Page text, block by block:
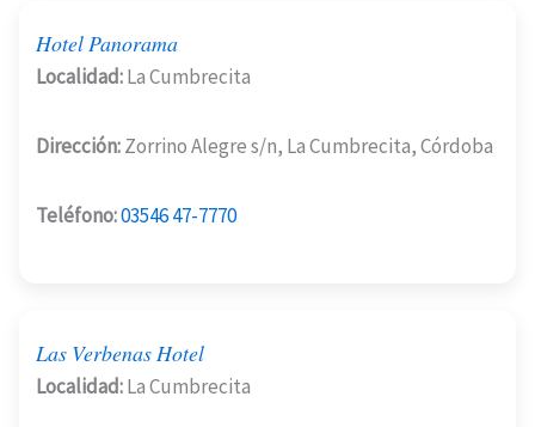
Hotel Panorama
Localidad:La Cumbrecita
Dirección:Zorrino Alegre s/n, La Cumbrecita, Córdoba
Teléfono:03546 47-7770
Las Verbenas Hotel
Localidad:La Cumbrecita